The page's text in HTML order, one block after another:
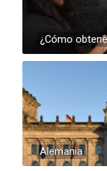
¿Cómo
Alemania